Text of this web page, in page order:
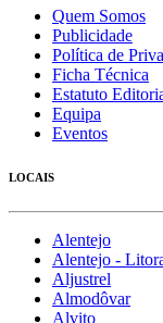
Quem Somos
Publicidade
Política de
Ficha Técnica
Estatuto
Equipa
Eventos
LOCAIS
Alentejo
Alentejo -
Aljustrel
Almodôvar
Alvito